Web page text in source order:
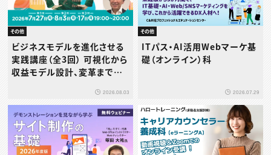
その他
ビジネスモデルを進化させる
実践講座（全3回） 可視化から
収益モデル設計、変革までを
2026.08.03
その他
ITパス・AI活用Webマーケ基
礎（オンライン）科
2026.07.29